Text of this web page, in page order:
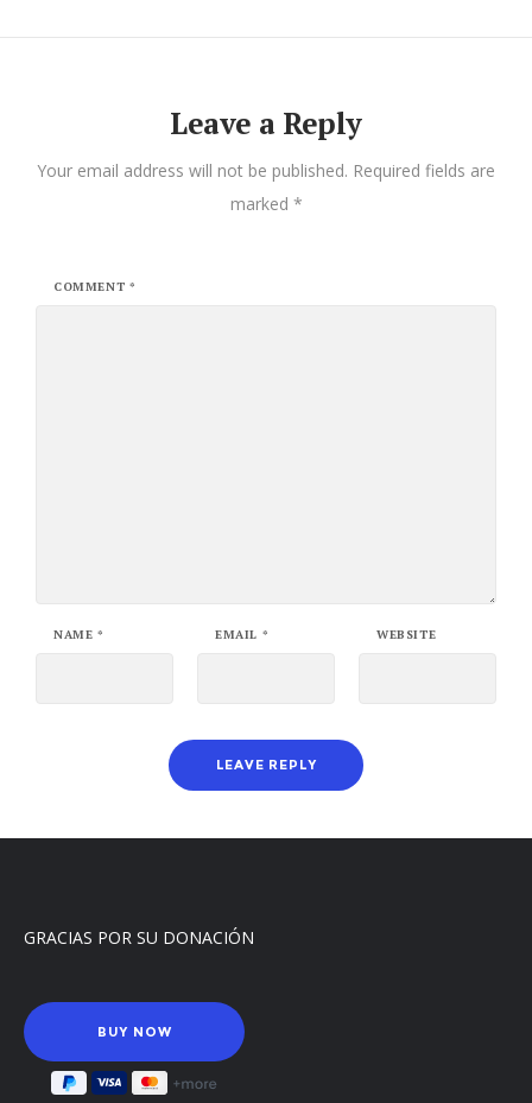
Leave a Reply
Your email address will not be published. Required fields are
marked *
COMMENT *
NAME * EMAIL * WEBSITE
GRACIAS POR SU DONACIÓN